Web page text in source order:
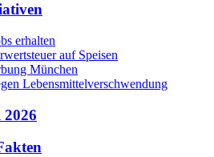
erhalten
auf Speisen
München
Lebensmittelverschwendung